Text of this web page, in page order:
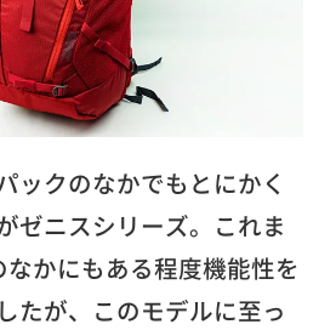
ックのなかでもとにかく
ゼニスシリーズ。これま
かにもある程度機能性を
たが、このモデルに至っ